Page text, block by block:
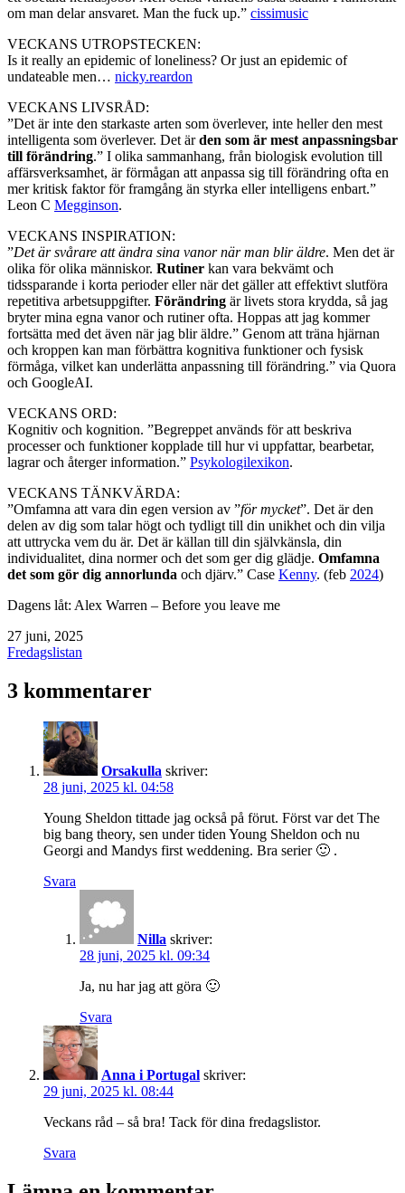
om man delar ansvaret. Man the fuck up.” cissimusic
VECKANS UTROPSTECKEN:
Is it really an epidemic of loneliness? Or just an epidemic of
undateable men… nicky.reardon
VECKANS LIVSRÅD:
”Det är inte den starkaste arten som överlever, inte heller den mest
intelligenta som överlever. Det ärden som är mest anpassningsbar
till förändring.” I olika sammanhang, från biologisk evolution till
affärsverksamhet, är förmågan att anpassa sig till förändring ofta en
mer kritisk faktor för framgång än styrka eller intelligens enbart.”
Leon C Megginson.
VECKANS INSPIRATION:
”Det är svårare att ändra sina vanor när man blir äldre. Men det är
olika för olika människor. Rutiner kan vara bekvämt och
tidssparande i korta perioder eller när det gäller att effektivt slutföra
repetitiva arbetsuppgifter. Förändring är livets stora krydda, så jag
bryter mina egna vanor och rutiner ofta. Hoppas att jag kommer
fortsätta med det även när jag blir äldre.” Genom att träna hjärnan
och kroppen kan man förbättra kognitiva funktioner och fysisk
förmåga, vilket kan underlätta anpassning till förändring.” via Quora
och GoogleAI.
VECKANS ORD:
Kognitiv och kognition. ”Begreppet används för att beskriva
processer och funktioner kopplade till hur vi uppfattar, bearbetar,
lagrar och återger information.” Psykologilexikon.
VECKANS TÄNKVÄRDA:
”Omfamna att vara din egen version av ”för mycket”. Det är den
delen av dig som talar högt och tydligt till din unikhet och din vilja
att uttrycka vem du är. Det är källan till din självkänsla, din
individualitet, dina normer och det som ger dig glädje. Omfamna
det som gör dig annorlunda och djärv.” Case Kenny. (feb 2024)
Dagens låt: Alex Warren – Before you leave me
Publicerat
den
27 juni, 2025
Kategoriserat
Fredagslistan
3 kommentarer
Orsakulla skriver:
28 juni, 2025 kl. 04:58
Young Sheldon tittade jag också på förut. Först var det The
big bang theory, sen under tiden Young Sheldon och nu
Georgi and Mandys first weddening. Bra serier 🙂 .
Svara
Nilla skriver:
28 juni, 2025 kl. 09:34
Ja, nu har jag att göra 🙂
Svara
Anna i Portugal skriver:
29 juni, 2025 kl. 08:44
Veckans råd – så bra! Tack för dina fredagslistor.
Svara